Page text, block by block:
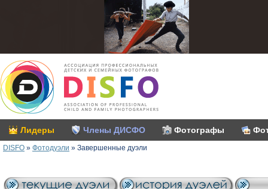
Лидеры Члены ДИСФО Фотографы
DISFO » Фотодуэли » Завершенные дуэли